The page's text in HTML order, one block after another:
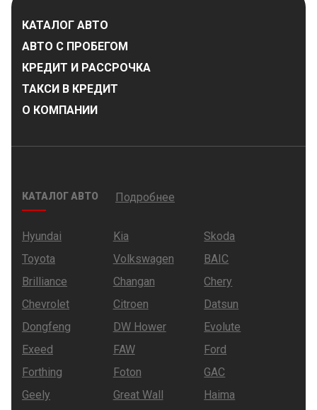
КАТАЛОГ АВТО
АВТО С ПРОБЕГОМ
КРЕДИТ И РАССРОЧКА
ТАКСИ В КРЕДИТ
О КОМПАНИИ
КАТАЛОГ АВТО Подробнее
Hyundai Kia
Skoda
Toyota
Volkswagen
BAIC
Brilliance
Changan
Chery
Chevrolet
Citroen
Datsun
Dongfeng
DW Hower
Evolute
Exeed
FAW
Ford
Forthing
Foton
GAC
Geely
Great Wall
Haima